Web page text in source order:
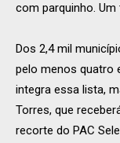
com parquinho.
Dos 2,4 mil
pelo menos quatro
integra essa lista,
Torres, que
recorte do PAC